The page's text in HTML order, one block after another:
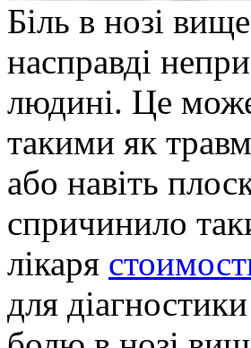
Біль в нoзі
насправді
людині. Це
такими як
або навіть
спричинило
лікаря
для